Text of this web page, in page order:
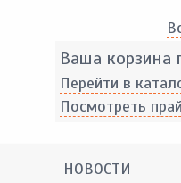
Ваша корзина
Перейти в
Посмотреть
НОВОСТИ